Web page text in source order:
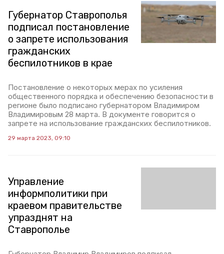
Губернатор Ставрополья
подписал постановление
о запрете использования
гражданских
беспилотников в крае
Постановление о некоторых мерах по усиления
общественного порядка и обеспечению безопасности в
регионе было подписано губернатором Владимиром
Владимировым 28 марта. В документе говорится о
запрете на использование гражданских беспилотников.
29 марта 2023, 09:10
Управление
информполитики при
краевом правительстве
упразднят на
Ставрополье